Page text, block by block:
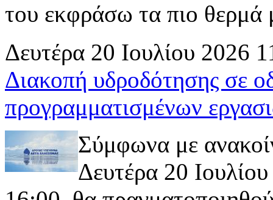
του εκφράσω τα πιο
Δευτέρα 20 Ιουλίου 2026
Διακοπή υδροδότησης σε
προγραμματισμένων
Σύμφωνα με
Δευτέρα 20